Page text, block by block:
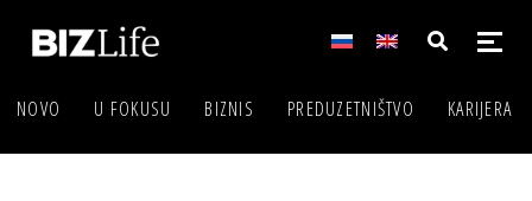
NOVO U FOKUSU BIZNIS PREDUZETNIŠTVO KARIJERA